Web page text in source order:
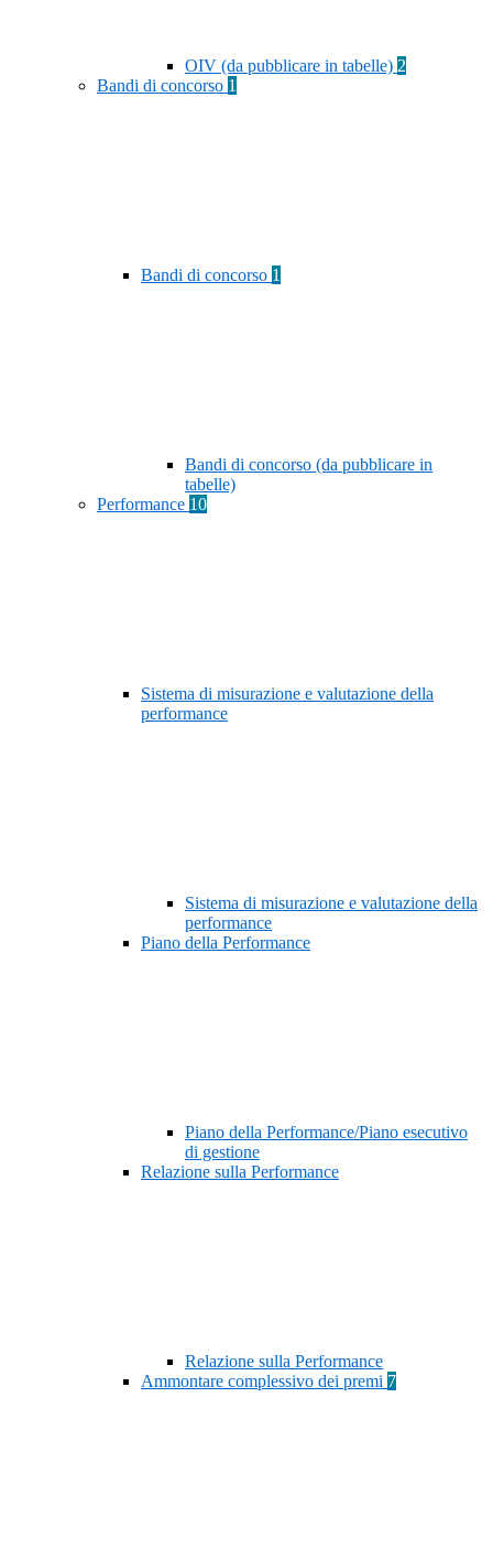
OIV (da pubblicare in tabelle) 2
Bandi di concorso 1
Bandi di concorso 1
Bandi di concorso (da pubblicare in
tabelle)
Performance 10
Sistema di misurazione e valutazione della
performance
Sistema di misurazione e valutazione della
performance
Piano della Performance
Piano della Performance/Piano esecutivo
di gestione
Relazione sulla Performance
Relazione sulla Performance
Ammontare complessivo dei premi 7